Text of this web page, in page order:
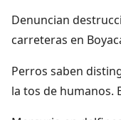
Denuncian
carreteras en
Perros saben
la tos de humanos.